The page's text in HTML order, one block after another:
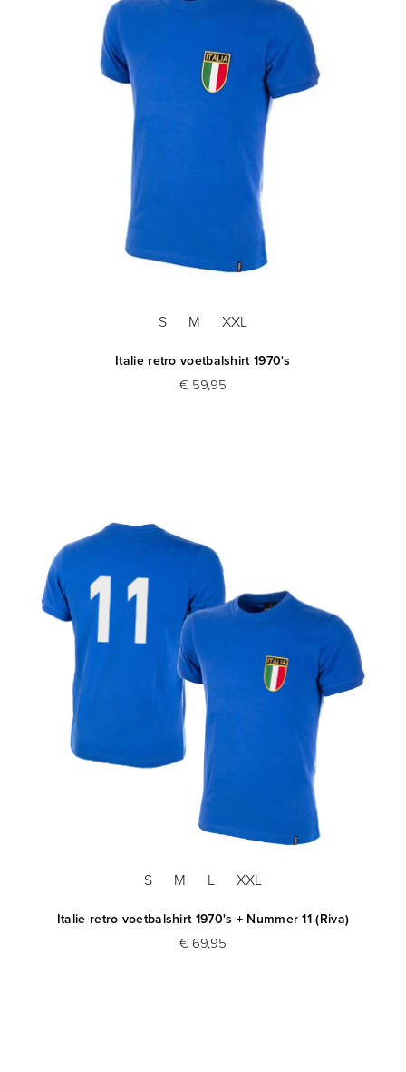
S M XXL
Italie retro voetbalshirt 1970's
€ 59,95
S M L XXL
Italie retro voetbalshirt 1970's + Nummer 11 (Riva)
€ 69,95